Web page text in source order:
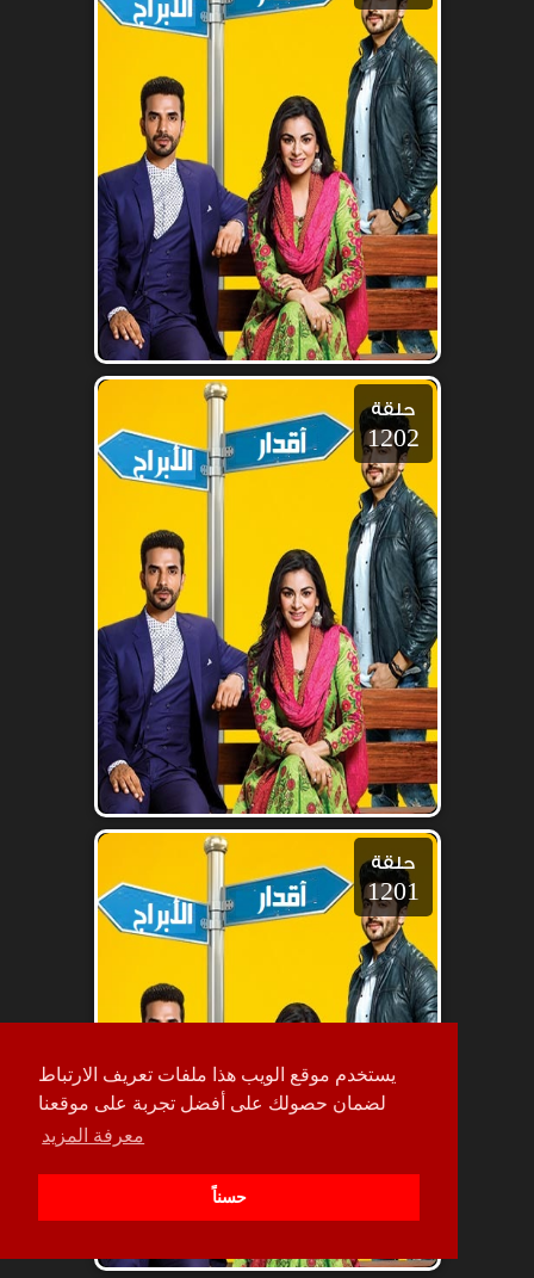
يستخدم موقع الويب هذا ملفات تعريف الارتباط
لضمان حصولك على أفضل تجربة على موقعنا
معرفة المزيد
حسناً
حلقة
1202
حلقة
1201